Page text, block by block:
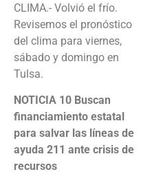
CLIMA.- Volvió el frío.
Revisemos el pronóstico
del clima para viernes,
sábado y domingo en
Tulsa.
NOTICIA 10 Buscan
financiamiento estatal
para salvar las líneas de
ayuda 211 ante crisis de
recursos